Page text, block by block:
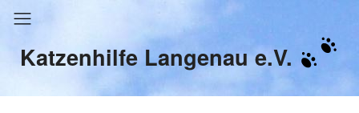
Katzenhilfe Langenau e.V.